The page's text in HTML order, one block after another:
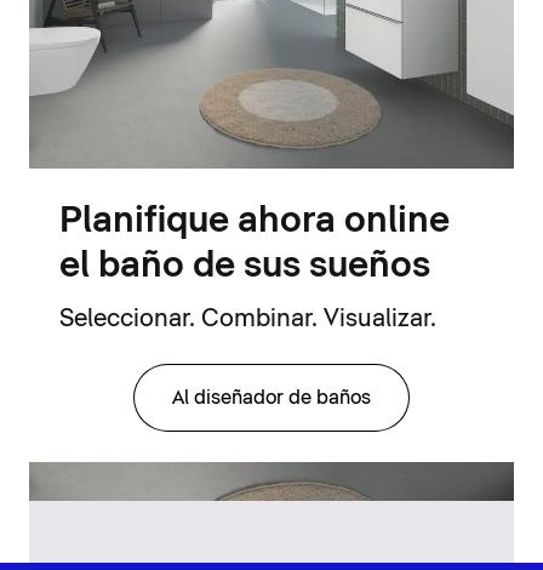
Planifique ahora online
el baño de sus sueños
Seleccionar. Combinar. Visualizar.
Al diseñador de baños